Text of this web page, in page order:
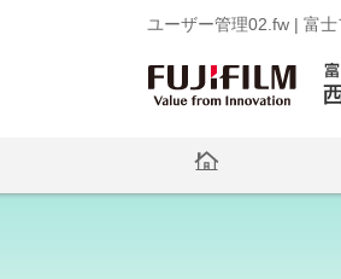
ユーザー管理02.fw | 富